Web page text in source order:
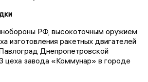
РФ, высокоточным оружием
изготовления ракетных двигателей
Днепропетровской
цеха завода «Коммунар» в городе